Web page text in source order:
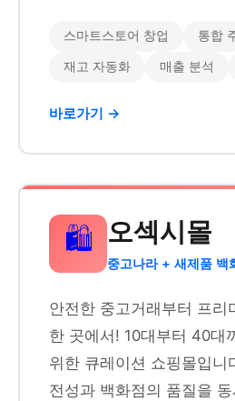
스마트스토어 창업 통합
재고 자동화 매출 분석
바로가기 →
🛍️ 오섹시몰
중고나라 + 새제품 백
안전한 중고거래부터 프리
한 곳에서! 10대부터 40대
위한 큐레이션 쇼핑몰입니
전성과 백화점의 품질을